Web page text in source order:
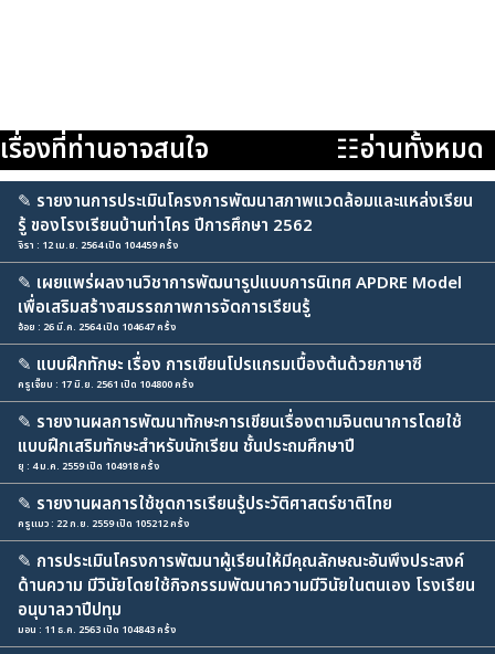
เรื่องที่ท่านอาจสนใจ ☷อ่านทั้งหมด
✎ รายงานการประเมินโครงการพัฒนาสภาพแวดล้อมและแหล่งเรียน
รู้ ของโรงเรียนบ้านท่าไคร ปีการศึกษา 2562
จิรา : 12 เม.ย. 2564 เปิด 104459 ครั้ง
✎ เผยแพร่ผลงานวิชาการพัฒนารูปแบบการนิเทศ APDRE Model
เพื่อเสริมสร้างสมรรถภาพการจัดการเรียนรู้
อ้อย : 26 มี.ค. 2564 เปิด 104647 ครั้ง
✎ แบบฝึกทักษะ เรื่อง การเขียนโปรแกรมเบื้องต้นด้วยภาษาซี
ครูเจี๊ยบ : 17 มิ.ย. 2561 เปิด 104800 ครั้ง
✎ รายงานผลการพัฒนาทักษะการเขียนเรื่องตามจินตนาการโดยใช้
แบบฝึกเสริมทักษะสำหรับนักเรียน ชั้นประถมศึกษาปี
ยุ : 4 ม.ค. 2559 เปิด 104918 ครั้ง
✎ รายงานผลการใช้ชุดการเรียนรู้ประวัติศาสตร์ชาติไทย
ครูแมว : 22 ก.ย. 2559 เปิด 105212 ครั้ง
✎ การประเมินโครงการพัฒนาผู้เรียนให้มีคุณลักษณะอันพึงประสงค์
ด้านความ มีวินัยโดยใช้กิจกรรมพัฒนาความมีวินัยในตนเอง โรงเรียน
อนุบาลวาปีปทุม
มอน : 11 ธ.ค. 2563 เปิด 104843 ครั้ง